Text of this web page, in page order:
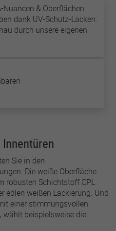
Pixel to remember the last time it
topics for personalized
Nuancen & Oberflächen.
dank UV-Schutz-Lacken.
durch unsere eigenen
Sie in den
Die weiße Oberfläche
robusten Schichtstoff CPL
edlen weißen Lackierung. Und
einer stimmungsvollen
wählt beispielsweise die